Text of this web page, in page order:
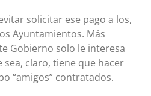
solicitar ese pago a los,
Ayuntamientos. Más
Gobierno solo le interesa
claro, tiene que hacer
“amigos” contratados.